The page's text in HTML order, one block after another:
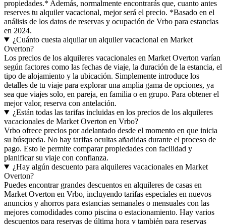
propiedades.* Además, normalmente encontrarás que, cuanto antes
reserves tu alquiler vacacional, mejor será el precio. *Basado en el
análisis de los datos de reservas y ocupación de Vrbo para estancias
en 2024.
¿Cuánto cuesta alquilar un alquiler vacacional en Market
Overton?
Los precios de los alquileres vacacionales en Market Overton varían
según factores como las fechas de viaje, la duración de la estancia, el
tipo de alojamiento y la ubicación. Simplemente introduce los
detalles de tu viaje para explorar una amplia gama de opciones, ya
sea que viajes solo, en pareja, en familia o en grupo. Para obtener el
mejor valor, reserva con antelación.
¿Están todas las tarifas incluidas en los precios de los alquileres
vacacionales de Market Overton en Vrbo?
Vrbo ofrece precios por adelantado desde el momento en que inicia
su búsqueda. No hay tarifas ocultas añadidas durante el proceso de
pago. Esto le permite comparar propiedades con facilidad y
planificar su viaje con confianza.
¿Hay algún descuento para alquileres vacacionales en Market
Overton?
Puedes encontrar grandes descuentos en alquileres de casas en
Market Overton en Vrbo, incluyendo tarifas especiales en nuevos
anuncios y ahorros para estancias semanales o mensuales con las
mejores comodidades como piscina o estacionamiento. Hay varios
descuentos para reservas de última hora y también para reservas